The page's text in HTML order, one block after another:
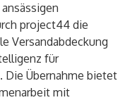
project44 die
Versandabdeckung
für
Die Übernahme bietet
mit